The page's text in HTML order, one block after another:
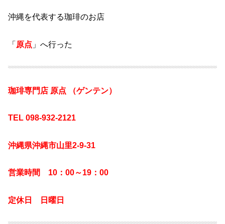
沖縄を代表する珈琲のお店
「原点 」へ行った
珈琲専門店 原点 （ゲンテン）
TEL 098-932-2121
沖縄県沖縄市山里2-9-31
営業時間 10：00～19：00
定休日 日曜日